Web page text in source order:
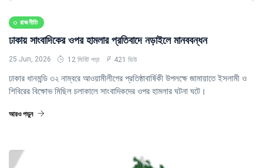
রাজনীতি
ঢাকায় সাংবাদিকের ওপর হামলার প্রতিবাদে নড়াইলে মানববন্ধন
25 Jun, 2026 12 মিনিট পড়া 421 ভিউ
ঢাকার ধানমন্ডি ৩২ নাম্বরে আওয়ামীলীগের প্রতিষ্ঠাবার্ষিকী উপলক্ষে জামায়াতে ইসলামী ও
শিবিরের বিক্ষোভ মিছিল চলাকালে সাংবাদিকদের ওপর হামলার ঘটনা ঘটে।
আরও পড়ুন